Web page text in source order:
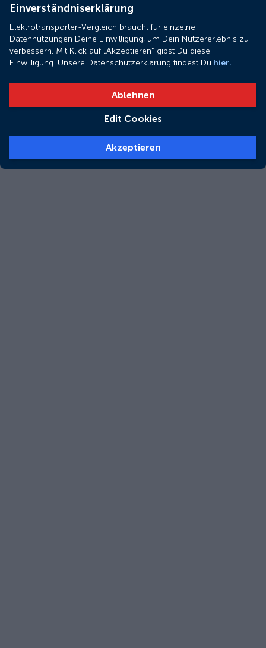
Einverständniserklärung
Elektrotransporter-Vergleich braucht für einzelne
Datennutzungen Deine Einwilligung, um Dein Nutzererlebnis zu
verbessern. Mit Klick auf „Akzeptieren“ gibst Du diese
Einwilligung. Unsere Datenschutzerklärung findest Du hier.
Ablehnen
Edit Cookies
Akzeptieren